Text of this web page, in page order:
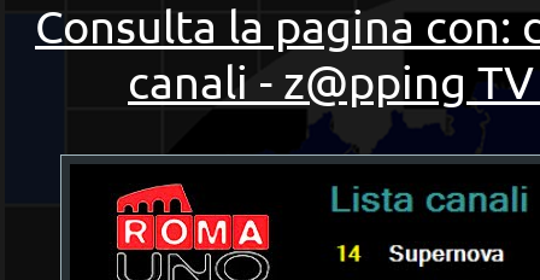
Consulta la pagina
canali - z@pping